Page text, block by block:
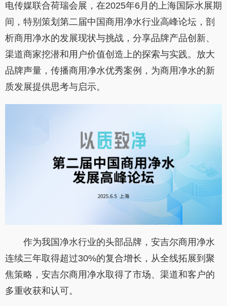
电传媒联合荷瑞会展，在2025年6月的上海国际水展期
间，特别策划第二届中国商用净水行业高峰论坛，剖
析商用净水的发展现状与挑战，分享品牌产品创新、
渠道商家挖潜和用户价值创造上的探索与实践。放大
品牌声量，传播商用净水优秀案例，为商用净水的新
质发展提供思考与启示。
作为我国净水行业的头部品牌，安吉尔商用净水
连续三年取得超过30%的复合增长，从全线拓展到聚
焦策略，安吉尔商用净水取得了市场、渠道和客户的
多重收获和认可。